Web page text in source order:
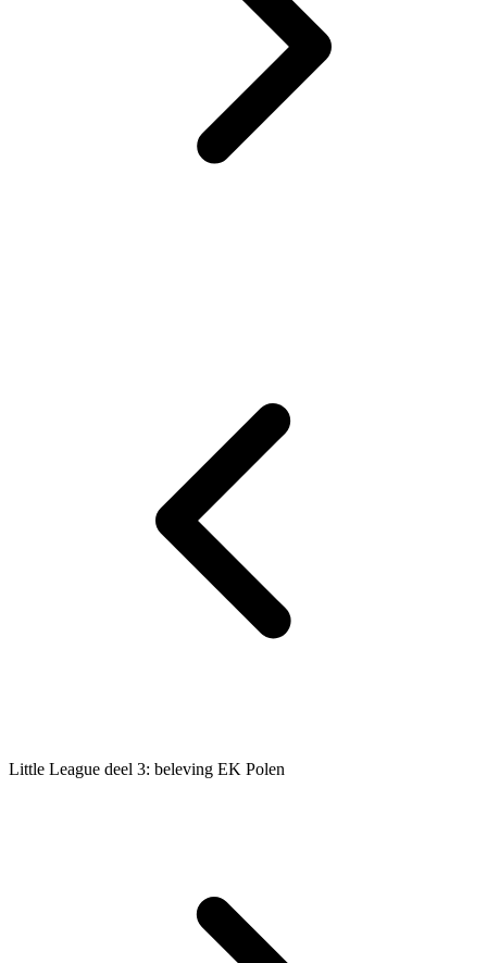
Little League deel 3: beleving EK Polen